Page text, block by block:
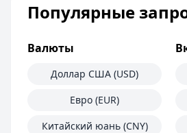
Популярные
Валюты
Доллар США (USD)
Евро (EUR)
Китайский юань (CNY)